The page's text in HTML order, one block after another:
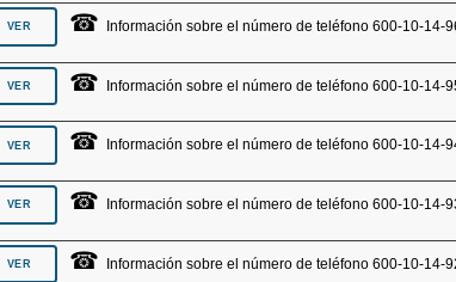
☎ Información sobre el número de teléfono 600-10-14-
☎ Información sobre el número de teléfono 600-10-14-
☎ Información sobre el número de teléfono 600-10-14-
☎ Información sobre el número de teléfono 600-10-14-
☎ Información sobre el número de teléfono 600-10-14-